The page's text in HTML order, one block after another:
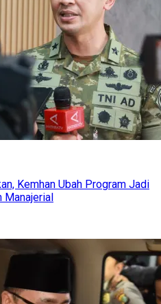
Kemhan Ubah Program Jadi
Manajerial